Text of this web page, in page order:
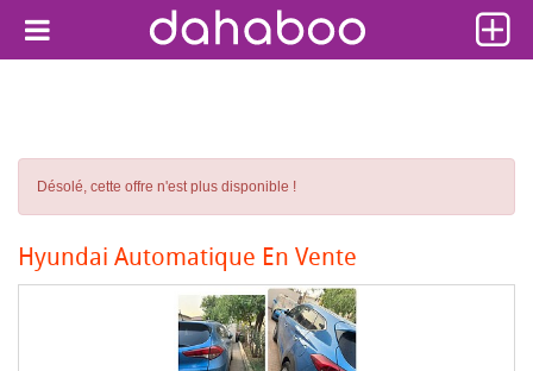
Désolé, cette offre n'est plus disponible !
Hyundai Automatique En Vente